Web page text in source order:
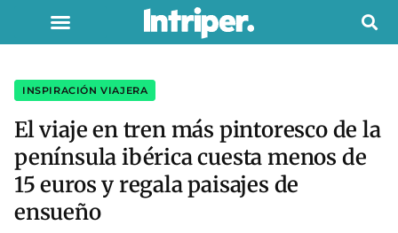
INSPIRACIÓN VIAJERA
El viaje en tren más pintoresco de la
península ibérica cuesta menos de
15 euros y regala paisajes de
ensueño